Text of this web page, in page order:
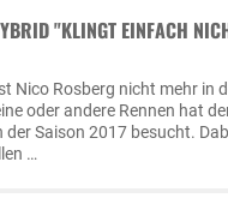
"KLINGT EINFACH
Nico Rosberg nicht mehr in
oder andere Rennen hat
der Saison 2017 besucht.
…